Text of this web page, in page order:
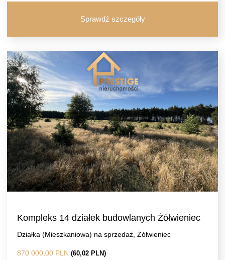
Sprawdź szczegóły
Kompleks 14 działek budowlanych Żółwieniec
Działka (Mieszkaniowa) na sprzedaż, Żółwieniec
870 000,00 PLN (60,02 PLN)